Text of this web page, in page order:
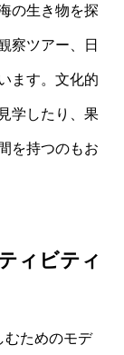
の生き物を探
察ツアー、日
ます。文化的
学したり、果
を持つのもお
ィビティ
むためのモデ